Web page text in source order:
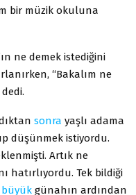
bir müzik okuluna
ne demek istedi­ğini
“Baka­lım ne
sonra yaşlı adama
düşünmek istiyordu.
Artık ne
hatırlıyordu. Tek bildiği
büyük gü­nahın ardından